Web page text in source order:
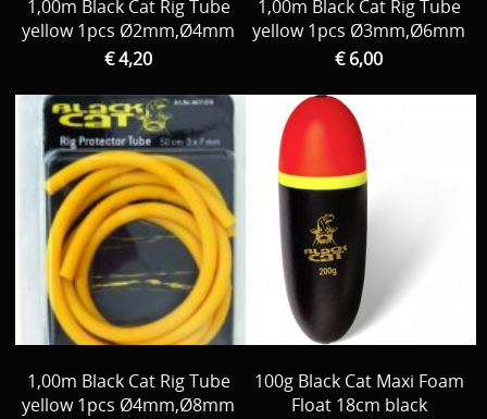
1,00m Black Cat Rig Tube
yellow 1pcs Ø2mm,Ø4mm
€ 4,20
1,00m Black Cat Rig Tube
yellow 1pcs Ø3mm,Ø6mm
€ 6,00
1,00m Black Cat Rig Tube
yellow 1pcs Ø4mm,Ø8mm
100g Black Cat Maxi Foam
Float 18cm black